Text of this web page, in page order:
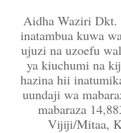
Aidha Waziri Dkt.
inatambua kuwa
ujuzi na uzoefu
ya kiuchumi na
hazina hii
uundaji wa
mabaraza
Vijiji/Mitaa,